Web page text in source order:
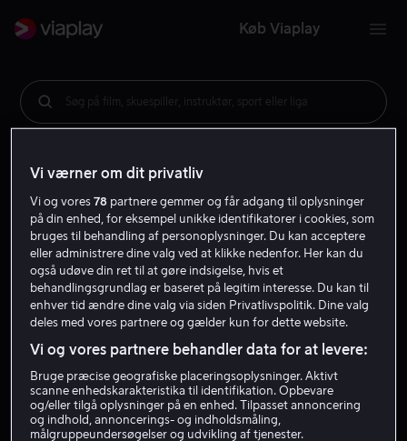
Køb Viaplay
Søg på film, skuespiller, instruktør, sport eller liga
Vi værner om dit privatliv
Vi og vores78 partnere gemmer og får adgang til oplysninger
på din enhed, for eksempel unikke identifikatorer i cookies, som
bruges til behandling af personoplysninger. Du kan acceptere
eller administrere dine valg ved at klikke nedenfor. Her kan du
også udøve din ret til at gøre indsigelse, hvis et
behandlingsgrundlag er baseret på legitim interesse. Du kan til
enhver tid ændre dine valg via siden Privatlivspolitik. Dine valg
deles med vores partnere og gælder kun for dette website.
Vi og vores partnere behandler data for at levere:
Bruge præcise geografiske placeringsoplysninger. Aktivt
scanne enhedskarakteristika til identifikation. Opbevare
og/eller tilgå oplysninger på en enhed. Tilpasset annoncering
og indhold, annoncerings- og indholdsmåling,
målgruppeundersøgelser og udvikling af tjenester.